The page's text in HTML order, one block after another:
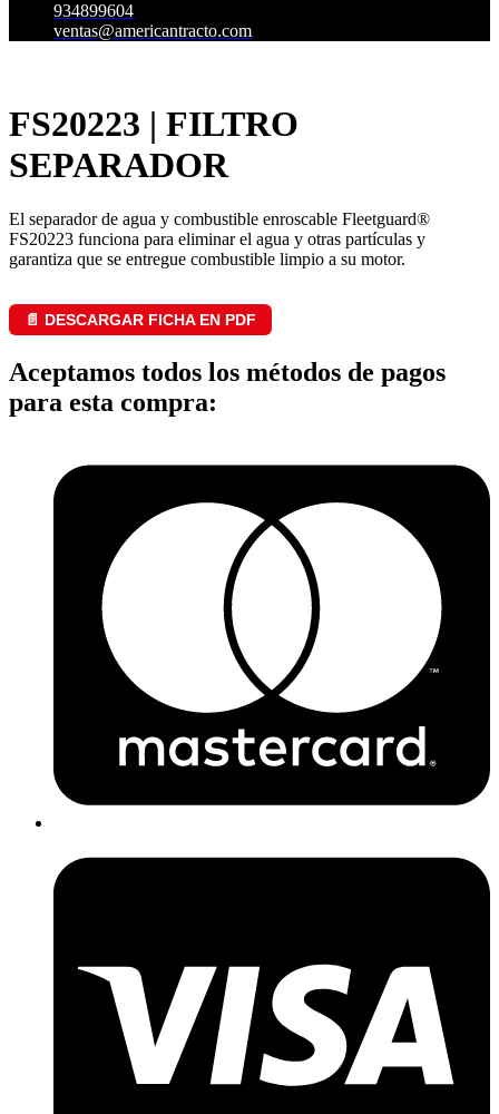
934899604
ventas@americantracto.com
FS20223 | FILTRO
SEPARADOR
El separador de agua y combustible enroscable Fleetguard®
FS20223 funciona para eliminar el agua y otras partículas y
garantiza que se entregue combustible limpio a su motor.
📄 DESCARGAR FICHA EN PDF
Aceptamos todos los métodos de pagos
para esta compra: